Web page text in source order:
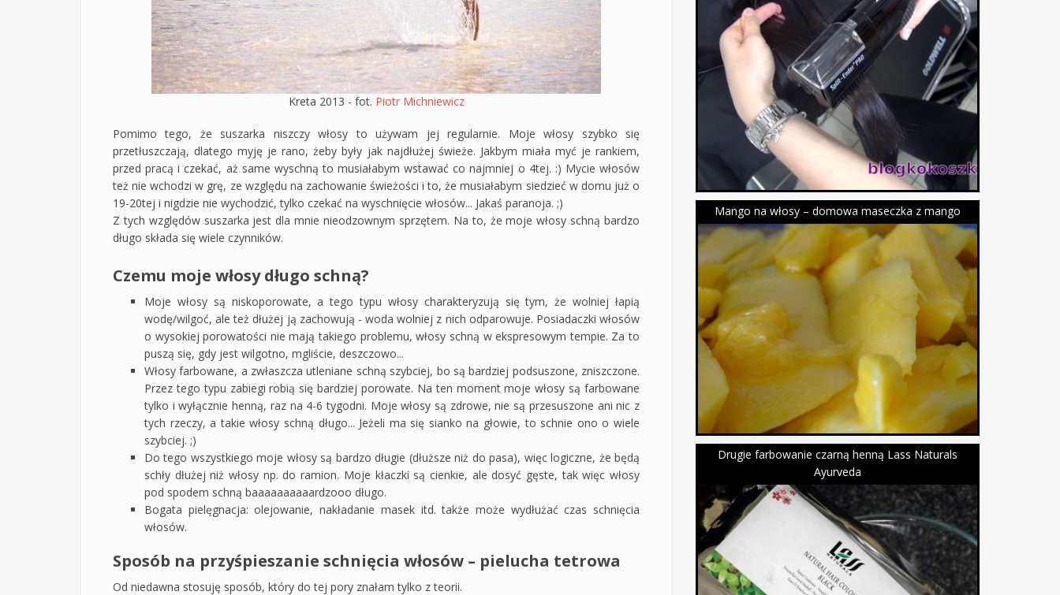
Kreta 2013 - fot. Piotr Michniewicz
Pomimo tego, że suszarka niszczy włosy to używam jej regularnie. Moje włosy szybko się
przetłuszczają, dlatego myję je rano, żeby były jak najdłużej świeże. Jakbym miała myć je rankiem,
przed pracą i czekać, aż same wyschną to musiałabym wstawać co najmniej o 4tej. :) Mycie włosów
też nie wchodzi w grę, ze względu na zachowanie świeżości i to, że musiałabym siedzieć w domu już o
19-20tej i nigdzie nie wychodzić, tylko czekać na wyschnięcie włosów... Jakaś paranoja. ;)
Z tych względów suszarka jest dla mnie nieodzownym sprzętem. Na to, że moje włosy schną bardzo
długo składa się wiele czynników.
Czemu moje włosy długo schną?
Moje włosy są niskoporowate, a tego typu włosy charakteryzują się tym, że wolniej łapią
wodę/wilgoć, ale też dłużej ją zachowują - woda wolniej z nich odparowuje. Posiadaczki włosów
o wysokiej porowatości nie mają takiego problemu, włosy schną w ekspresowym tempie. Za to
puszą się, gdy jest wilgotno, mgliście, deszczowo...
Włosy farbowane, a zwłaszcza utleniane schną szybciej, bo są bardziej podsuszone, zniszczone.
Przez tego typu zabiegi robią się bardziej porowate. Na ten moment moje włosy są farbowane
tylko i wyłącznie henną, raz na 4-6 tygodni. Moje włosy są zdrowe, nie są przesuszone ani nic z
tych rzeczy, a takie włosy schną długo... Jeżeli ma się sianko na głowie, to schnie ono o wiele
szybciej. ;)
Do tego wszystkiego moje włosy są bardzo długie (dłuższe niż do pasa), więc logiczne, że będą
schły dłużej niż włosy np. do ramion. Moje kłaczki są cienkie, ale dosyć gęste, tak więc włosy
pod spodem schną baaaaaaaaaardzooo długo.
Bogata pielęgnacja: olejowanie, nakładanie masek itd. także może wydłużać czas schnięcia
włosów.
Sposób na przyśpieszanie schnięcia włosów – pielucha tetrowa
Od niedawna stosuję sposób, który do tej pory znałam tylko z teorii.
Mango na włosy – domowa maseczka z mango
Drugie farbowanie czarną henną Lass Naturals
Ayurveda